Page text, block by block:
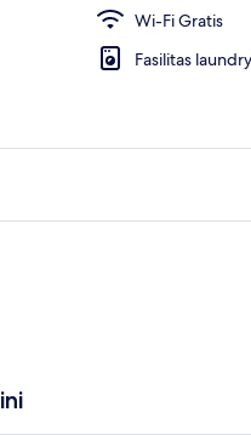
Wi-Fi Gratis
Fasilitas laundry